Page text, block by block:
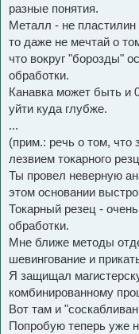
разные понятия.
Металл - не пластилин
то даже не мечтай о
что вокруг "борозды"
обработки.
Канавка может быть и
уйти куда глубже.
...
(прим.: речь о том, что
лезвием токарного
Ты провел неверную
этом основании
Токарный резец -
обработки.
Мне ближе методы
шевингование и
Я защищал
комбинированному
Вот там и
Попробую теперь уже